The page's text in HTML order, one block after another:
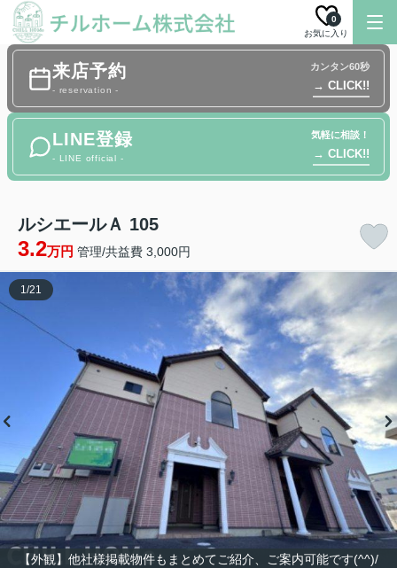
お気に入り
0
来店予約
- reservation -
カンタン60秒
→ CLICK!!
LINE登録
- LINE official -
気軽に相談！
→ CLICK!!
ルシエールＡ 105
3.2万円 管理/共益費 3,000円
【外観】他社様掲載物件もまとめてご紹介、ご案内可能です(^^)/
1/21